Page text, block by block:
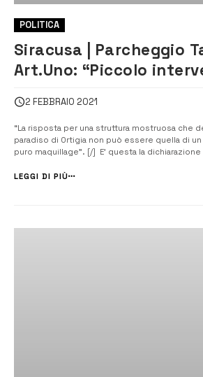
POLITICA
Siracusa | Parcheggio
Art.Uno: “Piccolo
2 FEBBRAIO 2021
“La risposta per una struttura mostruosa che
paradiso di Ortigia non può essere quella di
puro maquillage”. [/] E’ questa la
in merito all’annunciato piano di
LEGGI DI PIÙ